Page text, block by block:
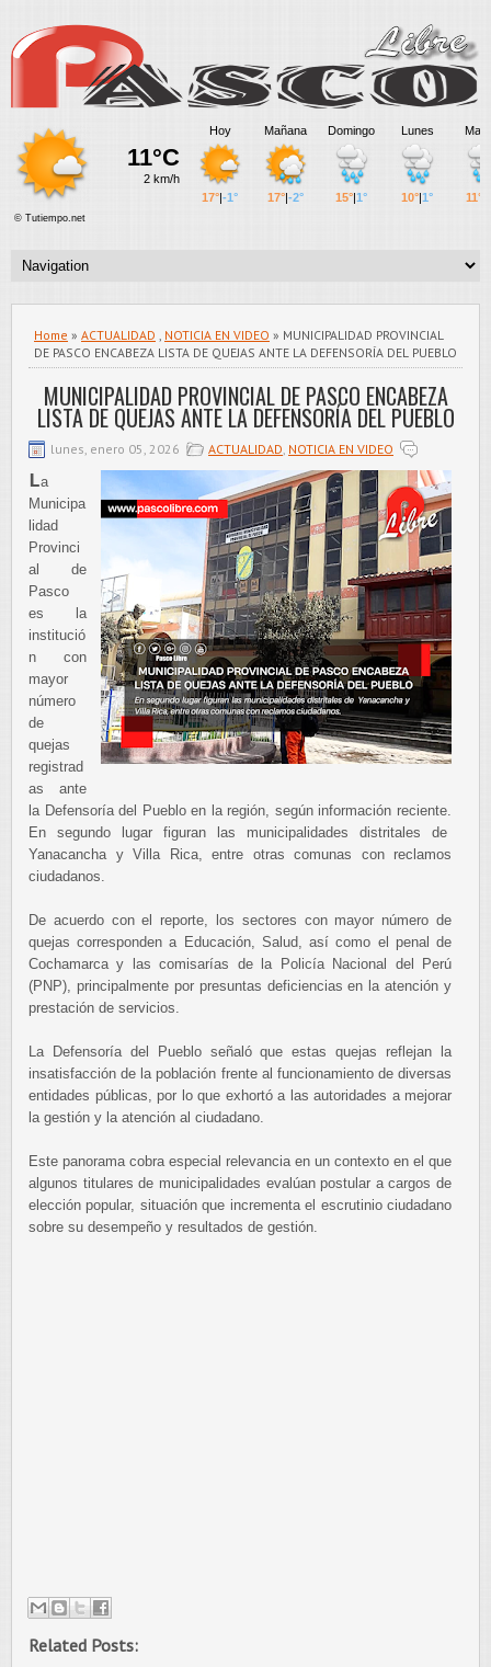
Home » ACTUALIDAD , NOTICIA EN VIDEO » MUNICIPALIDAD PROVINCIAL
DE PASCO ENCABEZA LISTA DE QUEJAS ANTE LA DEFENSORÍA DEL PUEBLO
MUNICIPALIDAD PROVINCIAL DE PASCO ENCABEZA
LISTA DE QUEJAS ANTE LA DEFENSORÍA DEL PUEBLO
lunes, enero 05, 2026 ACTUALIDAD, NOTICIA EN VIDEO
La
Municipa
lidad
Provinci
al de
Pasco
es la
institució
n con
mayor
número
de
quejas
registrad
as ante
la Defensoría del Pueblo en la región, según información reciente.
En segundo lugar figuran las municipalidades distritales de
Yanacancha y Villa Rica, entre otras comunas con reclamos
ciudadanos.
De acuerdo con el reporte, los sectores con mayor número de
quejas corresponden a Educación, Salud, así como el penal de
Cochamarca y las comisarías de la Policía Nacional del Perú
(PNP), principalmente por presuntas deficiencias en la atención y
prestación de servicios.
La Defensoría del Pueblo señaló que estas quejas reflejan la
insatisfacción de la población frente al funcionamiento de diversas
entidades públicas, por lo que exhortó a las autoridades a mejorar
la gestión y la atención al ciudadano.
Este panorama cobra especial relevancia en un contexto en el que
algunos titulares de municipalidades evalúan postular a cargos de
elección popular, situación que incrementa el escrutinio ciudadano
sobre su desempeño y resultados de gestión.
Related Posts: